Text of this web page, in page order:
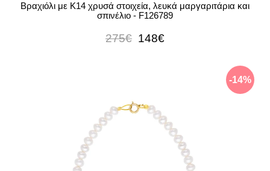
Βραχιόλι με Κ14 χρυσά στοιχεία, λευκά μαργαριτάρια και
σπινέλιο - F126789
275€ 148€
-14%